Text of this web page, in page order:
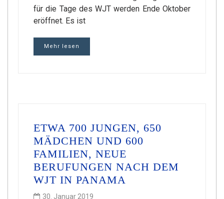
für die Tage des WJT werden Ende Oktober
eröffnet. Es ist
Mehr lesen
ETWA 700 JUNGEN, 650
MÄDCHEN UND 600
FAMILIEN, NEUE
BERUFUNGEN NACH DEM
WJT IN PANAMA
30. Januar 2019